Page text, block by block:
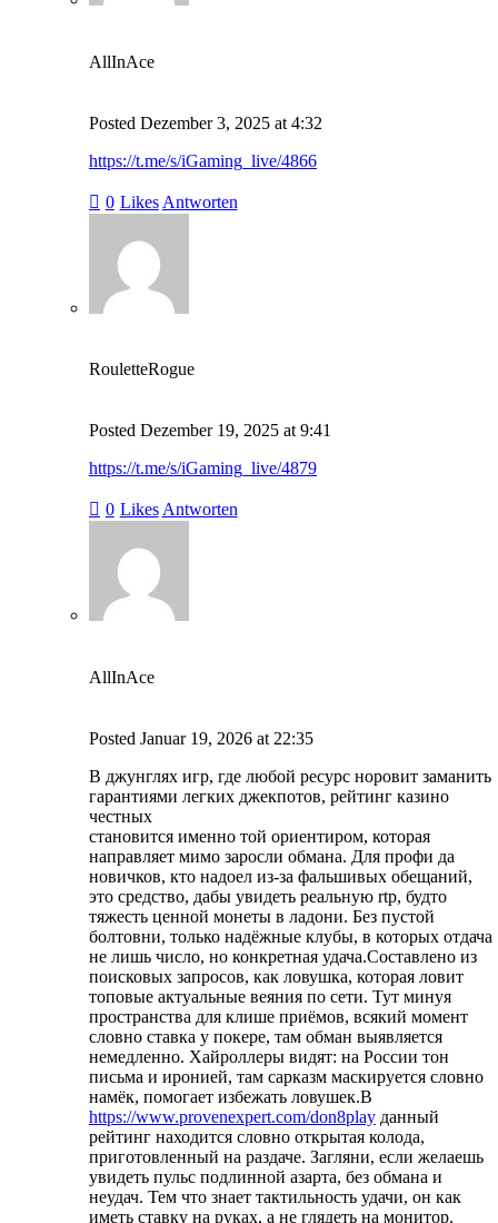
AllInAce
Posted Dezember 3, 2025 at 4:32
https://t.me/s/iGaming_live/4866
0 Likes Antworten
RouletteRogue
Posted Dezember 19, 2025 at 9:41
https://t.me/s/iGaming_live/4879
0 Likes Antworten
AllInAce
Posted Januar 19, 2026 at 22:35
В джунглях игр, где любой ресурс норовит заманить
гарантиями легких джекпотов, рейтинг казино
честных
становится именно той ориентиром, которая
направляет мимо заросли обмана. Для профи да
новичков, кто надоел из-за фальшивых обещаний,
это средство, дабы увидеть реальную rtp, будто
тяжесть ценной монеты в ладони. Без пустой
болтовни, только надёжные клубы, в которых отдача
не лишь число, но конкретная удача.Составлено из
поисковых запросов, как ловушка, которая ловит
топовые актуальные веяния по сети. Тут минуя
пространства для клише приёмов, всякий момент
словно ставка у покере, там обман выявляется
немедленно. Хайроллеры видят: на России тон
письма и иронией, там сарказм маскируется словно
намёк, помогает избежать ловушек.В
https://www.provenexpert.com/don8play данный
рейтинг находится словно открытая колода,
приготовленный на раздаче. Загляни, если желаешь
увидеть пульс подлинной азарта, без обмана и
неудач. Тем что знает тактильность удачи, он как
иметь ставку на руках, а не глядеть на монитор.